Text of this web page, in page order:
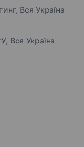
Вся Україна
Вся Україна